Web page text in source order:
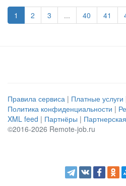
1 2 3 ... 40 41
Правила сервиса | Платные услуги
Политика конфиденциальности |
XML feed | Партнёры |
©2016-2026 Remote-job.ru